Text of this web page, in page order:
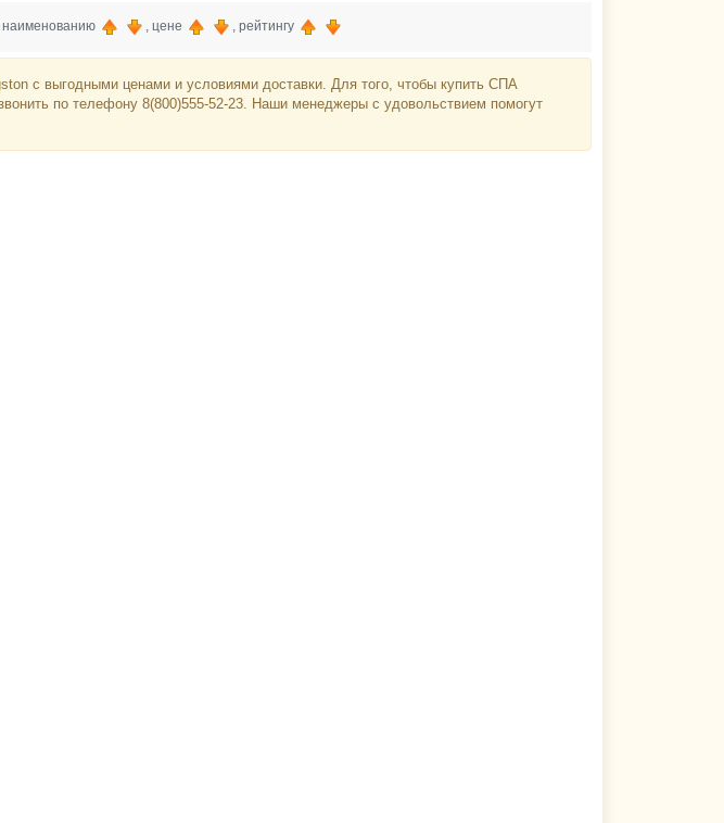
наименованию , цене , рейтингу
с выгодными ценами и условиями доставки. Для того, чтобы купить СПА
по телефону 8(800)555-52-23. Наши менеджеры с удовольствием помогут